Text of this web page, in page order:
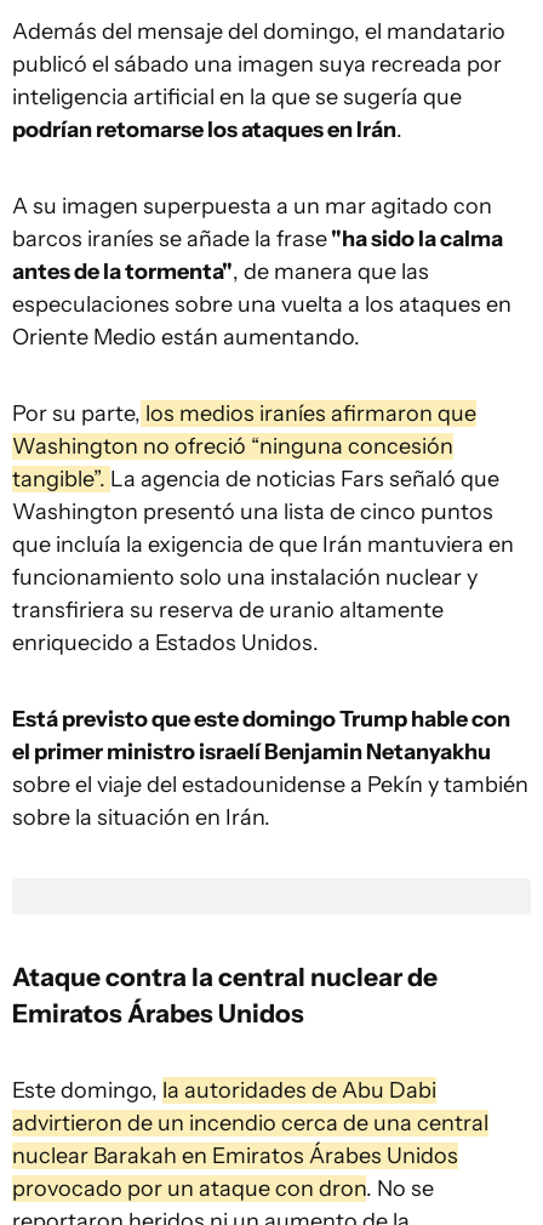
Además del mensaje del domingo, el mandatario
publicó el sábado una imagen suya recreada por
inteligencia artificial en la que se sugería que
podrían retomarse los ataques en Irán.
A su imagen superpuesta a un mar agitado con
barcos iraníes se añade la frase"ha sido la calma
antes de la tormenta", de manera que las
especulaciones sobre una vuelta a los ataques en
Oriente Medio están aumentando.
Por su parte, los medios iraníes afirmaron que
Washington no ofreció “ninguna concesión
tangible”. La agencia de noticias Fars señaló que
Washington presentó una lista de cinco puntos
que incluía la exigencia de que Irán mantuviera en
funcionamiento solo una instalación nuclear y
transfiriera su reserva de uranio altamente
enriquecido a Estados Unidos.
Está previsto que este domingo Trump hable con
el primer ministro israelí Benjamin Netanyakhu
sobre el viaje del estadounidense a Pekín y también
sobre la situación en Irán.
Ataque contra la central nuclear de
Emiratos Árabes Unidos
Este domingo, la autoridades de Abu Dabi
advirtieron de un incendio cerca de una central
nuclear Barakah en Emiratos Árabes Unidos
provocado por un ataque con dron. No se